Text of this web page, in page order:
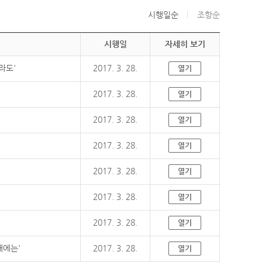
시행일순 조항순
시행일 자세히 보기
도' 2017. 3. 28. 열기
2017. 3. 28. 열기
2017. 3. 28. 열기
2017. 3. 28. 열기
2017. 3. 28. 열기
2017. 3. 28. 열기
2017. 3. 28. 열기
에는' 2017. 3. 28. 열기